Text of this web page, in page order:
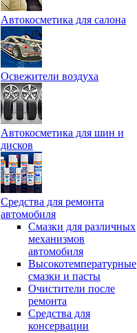
Автокосметика для салона
Освежители воздуха
Автокосметика для шин и
дисков
Средства для ремонта
автомобиля
Смазки для различных
механизмов
автомобиля
Высокотемпературные
смазки и пасты
Очистители после
ремонта
Средства для
консервации